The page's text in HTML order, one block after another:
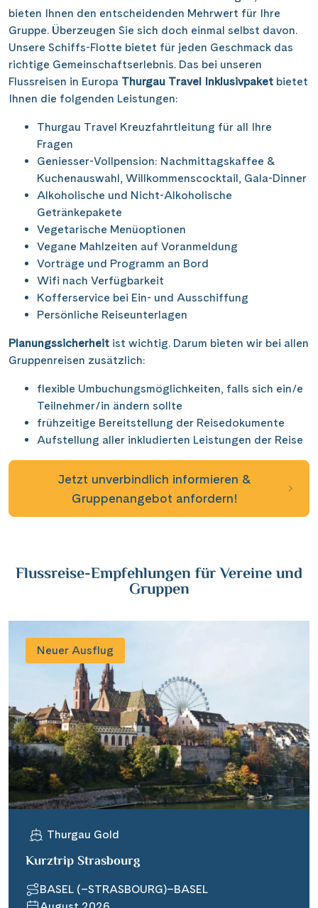
bieten Ihnen den entscheidenden Mehrwert für Ihre
Gruppe. Überzeugen Sie sich doch einmal selbst davon.
Unsere Schiffs-Flotte bietet für jeden Geschmack das
richtige Gemeinschaftserlebnis. Das bei unseren
Flussreisen in Europa Thurgau Travel Inklusivpaket bietet
Ihnen die folgenden Leistungen:
Thurgau Travel Kreuzfahrtleitung für all Ihre
Fragen
Geniesser-Vollpension: Nachmittagskaffee &
Kuchenauswahl, Willkommenscocktail, Gala-Dinner
Alkoholische und Nicht-Alkoholische
Getränkepakete
Vegetarische Menüoptionen
Vegane Mahlzeiten auf Voranmeldung
Vorträge und Programm an Bord
Wifi nach Verfügbarkeit
Kofferservice bei Ein- und Ausschiffung
Persönliche Reiseunterlagen
Planungssicherheit ist wichtig. Darum bieten wir bei allen
Gruppenreisen zusätzlich:
flexible Umbuchungsmöglichkeiten, falls sich ein/e
Teilnehmer/in ändern sollte
frühzeitige Bereitstellung der Reisedokumente
Aufstellung aller inkludierten Leistungen der Reise
Jetzt unverbindlich informieren &
Gruppenangebot anfordern!
Flussreise-Empfehlungen für Vereine und
Gruppen
Neuer Ausflug
Thurgau Gold
Kurztrip Strasbourg
BASEL (–STRASBOURG)–BASEL
Saar
Seine, Oise & Schelde(6)
Spree
Weser, Ems & Hunte(2)
Weser, Ems-/ Mittellandkanal
Porta Nigra(12)
Reichsburg Cochem (15)
Saarschleife(7)
Schiffshebewerk Arzviller
Schiffshebewerk Scharnebeck
Schloss Heidelberg
Schloss Sanssouci (11)
Schloss Schönbrunn
Schlögener Schlinge (8)
St. Georgs-Arm
Stift Melk(10)
Wasserstrassenkreuz Magdeburg
Wasserstrassenkreuz Minden(7)
Passau
Porto(12)
Potsdam (1)
Regensburg(1)
Rotterdam(2)
Saarbrücken
Saarburg(1)
Stralsund
Strasbourg(1)
Stuttgart
Tulcea(1)
Valence
Würzburg(1)